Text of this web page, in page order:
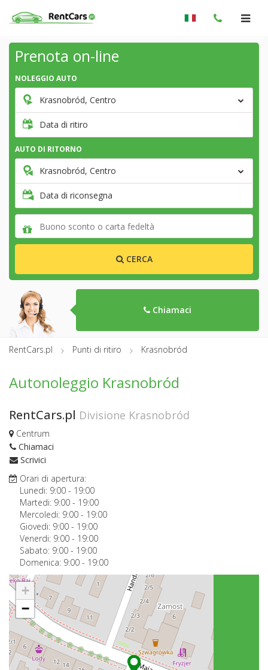
Prenota on-line
NOLEGGIO AUTO
Krasnobród, Centro
Data di ritiro
AUTO DI RITORNO
Krasnobród, Centro
Data di riconsegna
CERCA
Chiamaci
RentCars.pl Punti di ritiro Krasnobród
Autonoleggio Krasnobród
RentCars.pl Divisione Krasnobród
Centrum
Chiamaci
Scrivici
Orari di apertura:
Lunedi: 9:00 - 19:00
Martedi: 9:00 - 19:00
Mercoledi: 9:00 - 19:00
Giovedi: 9:00 - 19:00
Venerdi: 9:00 - 19:00
Sabato: 9:00 - 19:00
Domenica: 9:00 - 19:00
+
−